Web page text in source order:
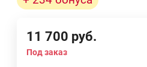
11 700 руб.
Под заказ